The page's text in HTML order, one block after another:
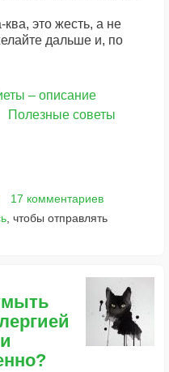
это жесть, а не
дальше и, по
– описание
Полезные советы
17 комментариев
, чтобы отправлять